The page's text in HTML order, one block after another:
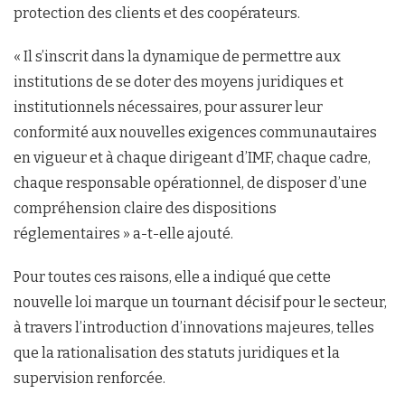
protection des clients et des coopérateurs.
« Il s’inscrit dans la dynamique de permettre aux
institutions de se doter des moyens juridiques et
institutionnels nécessaires, pour assurer leur
conformité aux nouvelles exigences communautaires
en vigueur et à chaque dirigeant d’IMF, chaque cadre,
chaque responsable opérationnel, de disposer d’une
compréhension claire des dispositions
réglementaires » a-t-elle ajouté.
Pour toutes ces raisons, elle a indiqué que cette
nouvelle loi marque un tournant décisif pour le secteur,
à travers l’introduction d’innovations majeures, telles
que la rationalisation des statuts juridiques et la
supervision renforcée.